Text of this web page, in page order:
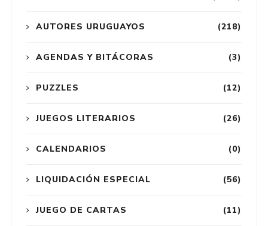
(218)
AUTORES URUGUAYOS
(3)
AGENDAS Y BITÁCORAS
(12)
PUZZLES
(26)
JUEGOS LITERARIOS
(0)
CALENDARIOS
(56)
LIQUIDACIÓN ESPECIAL
(11)
JUEGO DE CARTAS